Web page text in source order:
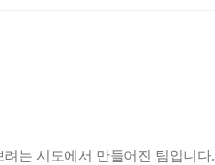
는 시도에서 만들어진 팀입니다.